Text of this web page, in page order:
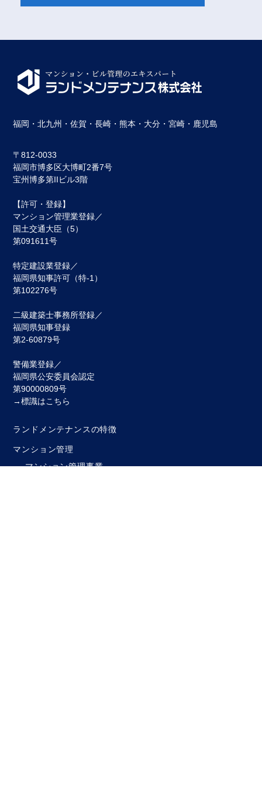
福岡・北九州・佐賀・長崎・熊本・大分・宮崎・鹿児島
〒812-0033
福岡市博多区⼤博町2番7号
宝州博多第IIビル3階
【許可・登録】
マンション管理業登録／
国土交通大臣（5）
第091611号
特定建設業登録／
福岡県知事許可（特-1）
第102276号
二級建築士事務所登録／
福岡県知事登録
第2-60879号
警備業登録／
福岡県公安委員会認定
第90000809号
→標識はこちら
ランドメンテナンスの特徴
マンション管理
マンション管理事業